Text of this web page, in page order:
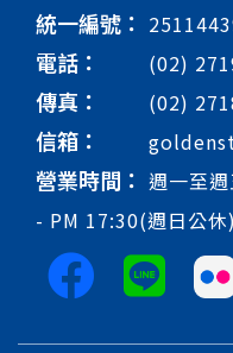
統一編號：
電話： (02)
傳真： (02)
信箱：
營業時間： 週一至
- PM 17:30(週日公休)